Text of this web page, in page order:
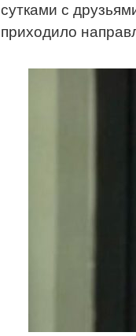
сутками с
приходило